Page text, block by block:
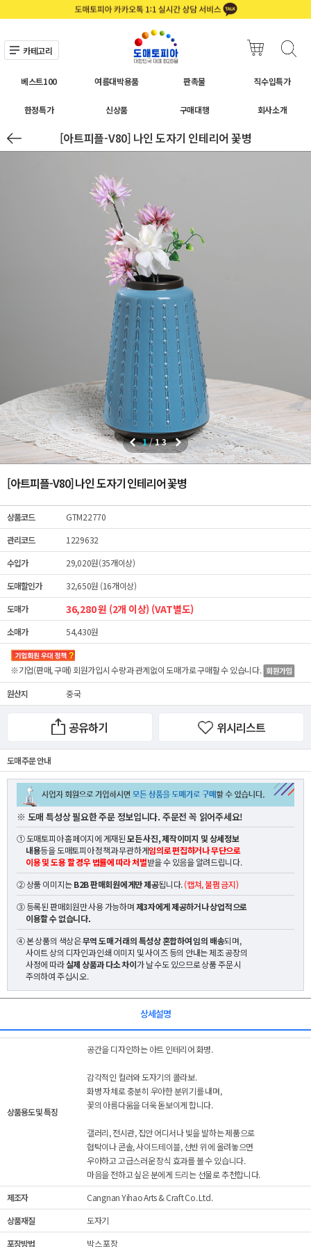
카테고리
베스트100 여름대박용품 판촉물 직수입특가
한정특가 신상품 구매대행 회사소개
[아트피플-V80] 나인 도자기 인테리어 꽃병
1/13
[아트피플-V80] 나인 도자기 인테리어 꽃병
상품코드
GTM22770
관리코드
1229632
수입가
29,020원(35개이상)
도매할인가
32,650원 (16개이상)
도매가
36,280 원 (2개 이상) (VAT별도)
소매가 54,430원
※기업(판매, 구매) 회원가입시 수량과 관계없이도매가로 구매할 수 있습니다.
원산지 중국
공유하기 위시리스트
도매 주문 안내
※ 도매 특성상 필요한 주문 정보입니다. 주문전 꼭 읽어주세요!
① 도매토피아 홈페이지에 게재된모든 사진, 제작이미지 및 상세정보
내용등을 도매토피아 정책과 무관하게임의로 편집하거나 무단으로
이용 및 도용 할 경우 법률에 따라 처벌받을 수 있음을 알려드립니다.
② 상품 이미지는B2B 판매회원에게만 제공됩니다.(캡쳐, 불펌 금지)
③ 등록된 판매회원만 사용 가능하며제3자에게 제공하거나 상업적으로
이용할 수 없습니다.
④ 본 상품의 색상은무역 도매 거래의 특성상 혼합하여 임의 배송되며,
사이트 상의 디자인과 인쇄 이미지 및 사이즈 등의 안내는 제조 공장의
사정에 따라실제 상품과 다소 차이가 날 수도 있으므로 상품 주문 시
주의하여 주십시오.
상세설명
상품용도 및 특징
공간을 디자인하는 아트 인테리어 화병.
감각적인 컬러와 도자기의 콜라보.
화병 자체로 충분히 우아한 분위기를 내며,
꽃의 아름다움을 더욱 돋보이게 합니다.
갤러리, 전시관, 집안 어디서나 빛을 발하는 제품으로
협탁이나 콘솔, 사이드테이블, 선반 위에 올려놓으면
우아하고 고급스러운 장식 효과를 볼 수 있습니다.
마음을 전하고 싶은 분에게 드리는 선물로 추천합니다.
제조자
Cangnan Yihao Arts & Craft Co. Ltd.
상품재질
도자기
포장방법
박스 포장